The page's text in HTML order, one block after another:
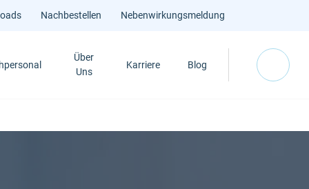
Nachbestellen Nebenwirkungsmeldung
Über
Uns
Karriere Blog